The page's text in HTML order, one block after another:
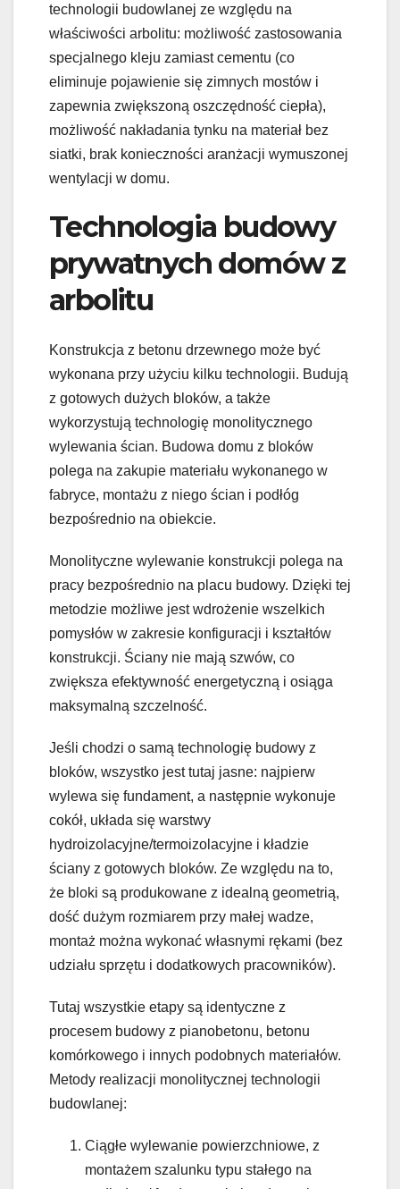
technologii budowlanej ze względu na
właściwości arbolitu: możliwość zastosowania
specjalnego kleju zamiast cementu (co
eliminuje pojawienie się zimnych mostów i
zapewnia zwiększoną oszczędność ciepła),
możliwość nakładania tynku na materiał bez
siatki, brak konieczności aranżacji wymuszonej
wentylacji w domu.
Technologia budowy
prywatnych domów z
arbolitu
Konstrukcja z betonu drzewnego może być
wykonana przy użyciu kilku technologii. Budują
z gotowych dużych bloków, a także
wykorzystują technologię monolitycznego
wylewania ścian. Budowa domu z bloków
polega na zakupie materiału wykonanego w
fabryce, montażu z niego ścian i podłóg
bezpośrednio na obiekcie.
Monolityczne wylewanie konstrukcji polega na
pracy bezpośrednio na placu budowy. Dzięki tej
metodzie możliwe jest wdrożenie wszelkich
pomysłów w zakresie konfiguracji i kształtów
konstrukcji. Ściany nie mają szwów, co
zwiększa efektywność energetyczną i osiąga
maksymalną szczelność.
Jeśli chodzi o samą technologię budowy z
bloków, wszystko jest tutaj jasne: najpierw
wylewa się fundament, a następnie wykonuje
cokół, układa się warstwy
hydroizolacyjne/termoizolacyjne i kładzie
ściany z gotowych bloków. Ze względu na to,
że bloki są produkowane z idealną geometrią,
dość dużym rozmiarem przy małej wadze,
montaż można wykonać własnymi rękami (bez
udziału sprzętu i dodatkowych pracowników).
Tutaj wszystkie etapy są identyczne z
procesem budowy z pianobetonu, betonu
komórkowego i innych podobnych materiałów.
Metody realizacji monolitycznej technologii
budowlanej:
Ciągłe wylewanie powierzchniowe, z
montażem szalunku typu stałego na